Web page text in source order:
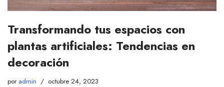
Transformando tus espacios con
plantas artificiales: Tendencias en
decoración
por admin octubre 24, 2023